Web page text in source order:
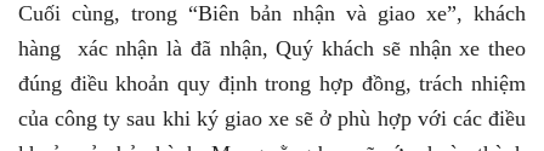
Cuối cùng, trong “Biên bản nhận và giao xe”, khách
hàng xác nhận là đã nhận, Quý khách sẽ nhận xe theo
đúng điều khoản quy định trong hợp đồng, trách nhiệm
của công ty sau khi ký giao xe sẽ ở phù hợp với các điều